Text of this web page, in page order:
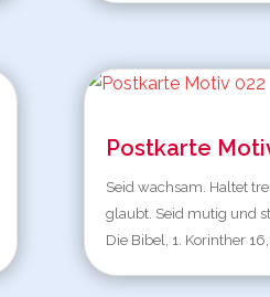
Postkarte
Seid wachsam. Haltet
glaubt. Seid mutig und
Die Bibel, 1. Korinther